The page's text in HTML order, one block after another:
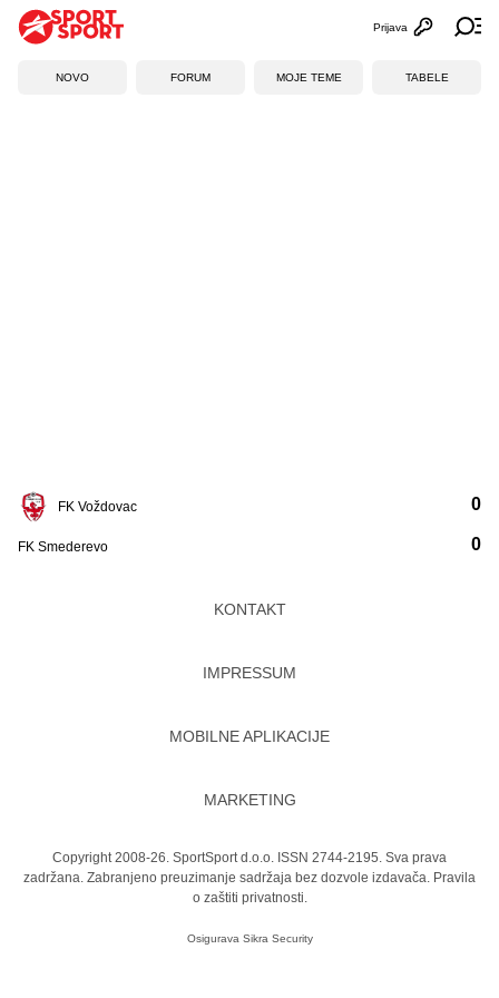
Otvori
Prijava
NOVO FORUM MOJE TEME TABELE
FK Voždovac
FK Smederevo
0
0
KONTAKT
IMPRESSUM
MOBILNE APLIKACIJE
MARKETING
Copyright 2008-26. SportSport d.o.o. ISSN 2744-2195. Sva prava
zadržana. Zabranjeno preuzimanje sadržaja bez dozvole izdavača. Pravila
o zaštiti privatnosti.
Osigurava Sikra Security